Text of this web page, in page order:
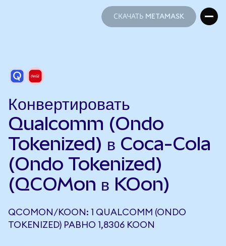
СКАЧАТЬ METAMASK
Конвертировать
Qualcomm (Ondo
Tokenized) в Coca-Cola
(Ondo Tokenized)
(QCOMon в KOon)
QCOMON/KOON: 1 QUALCOMM (ONDO
TOKENIZED) РАВНО 1,8306 KOON